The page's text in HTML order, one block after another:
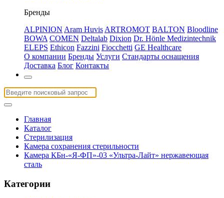
Бренды
ALPINION Aram Huvis ARTROMOT BALTON Bloodline
BOWA COMEN Deltalab Dixion Dr. Hönle Medizintechnik
ELEPS Ethicon Fazzini Fiocchetti GE Healthcare
О компании Бренды Услуги Стандарты оснащения
Доставка Блог Контакты
Главная
Каталог
Стерилизация
Камера сохранения стерильности
Камера КБн-«Я-ФП»-03 «Ультра-Лайт» нержавеющая
сталь
Категории